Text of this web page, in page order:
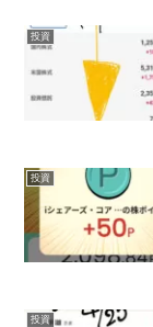
投資
投資
投資